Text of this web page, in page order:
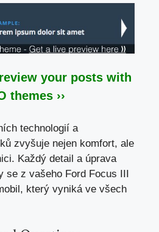
your posts with
themes ››
technologií a
zvyšuje nejen komfort, ale
Každý detail a úprava
se z vašeho Ford Focus III
který vyniká ve všech